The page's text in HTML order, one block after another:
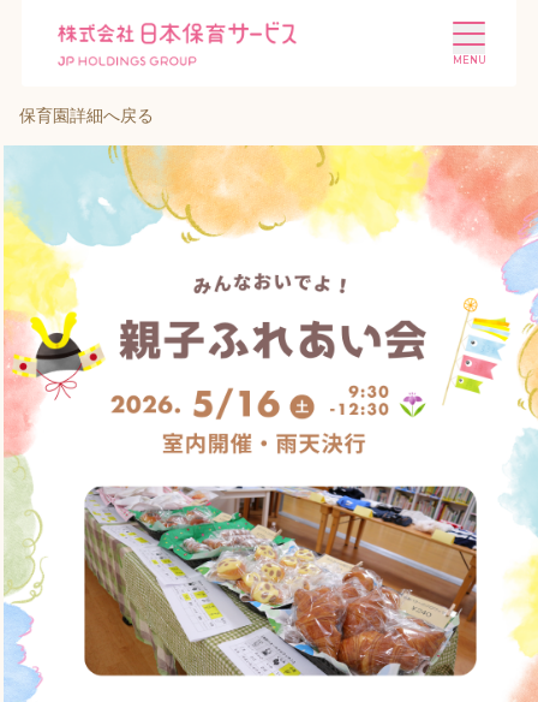
施設を探す
会社概要 ニュース
投資家情報 採用情報
Language
ホーム
利用者の声
保育園詳細へ戻る